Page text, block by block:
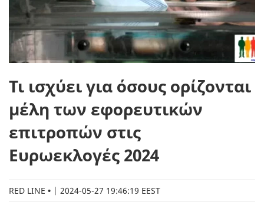
Τι ισχύει για όσους ορίζονται
μέλη των εφορευτικών
επιτροπών στις
Ευρωεκλογές 2024
RED LINE | 2024-05-27 19:46:19 EEST